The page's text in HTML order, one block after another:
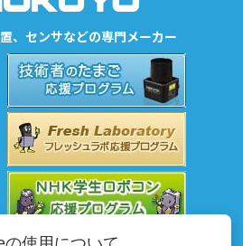
、センサなどの専門メーカー